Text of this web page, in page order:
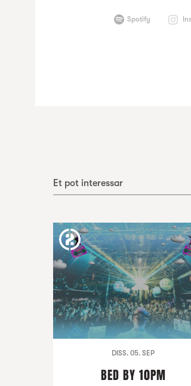
Spotify
Et pot interessar
DISS. 05. SEP
BED BY 10PM